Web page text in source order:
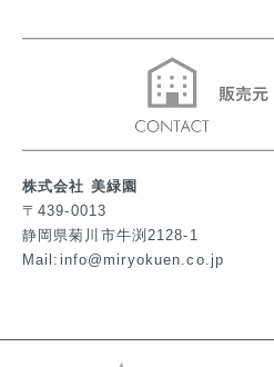
株式会社 美緑園
〒439-0013
静岡県菊川市牛渕2128-1
Mail:info@miryokuen.co.jp